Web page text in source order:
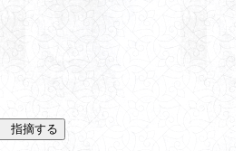
指摘する